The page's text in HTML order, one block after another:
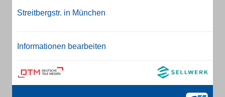
Streitbergstr. in München
Informationen bearbeiten